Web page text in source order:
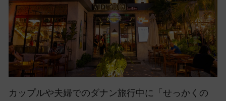
カップルや夫婦でのダナン旅行中に「せっかくの